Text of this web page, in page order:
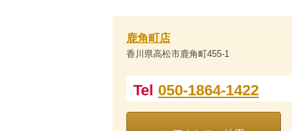
鹿角町店
香川県高松市鹿角町455-1
Tel 050-1864-1422